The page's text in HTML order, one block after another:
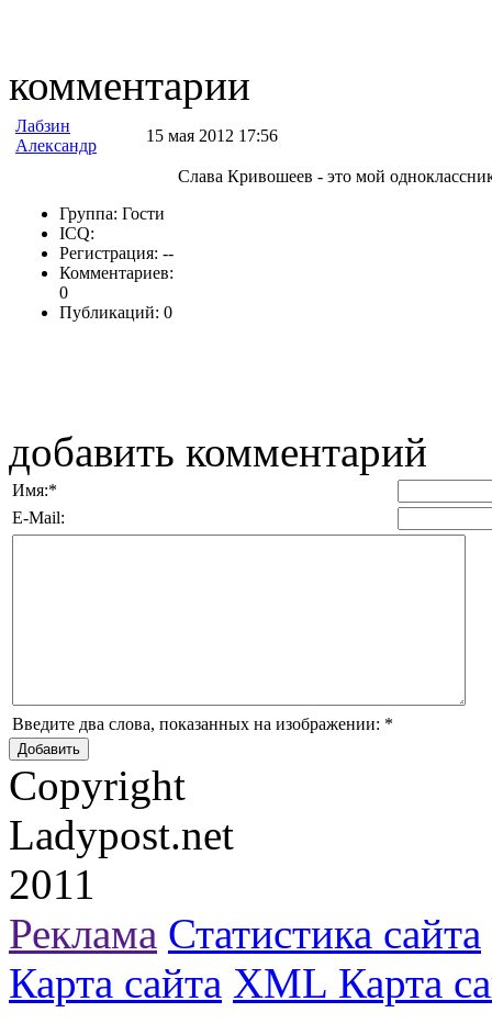
комментарии
Лабзин
Александр
15 мая 2012 17:56
Группа: Гости
ICQ:
Регистрация: --
Комментариев:
0
Публикаций: 0
Слава Кривошеев - это мой
добавить комментарий
Имя:*
E-Mail:
Введите два слова, показанных на изображении: *
Copyright
Ladypost.net
2011
Реклама Статистика сайта
Карта сайта XML Карта